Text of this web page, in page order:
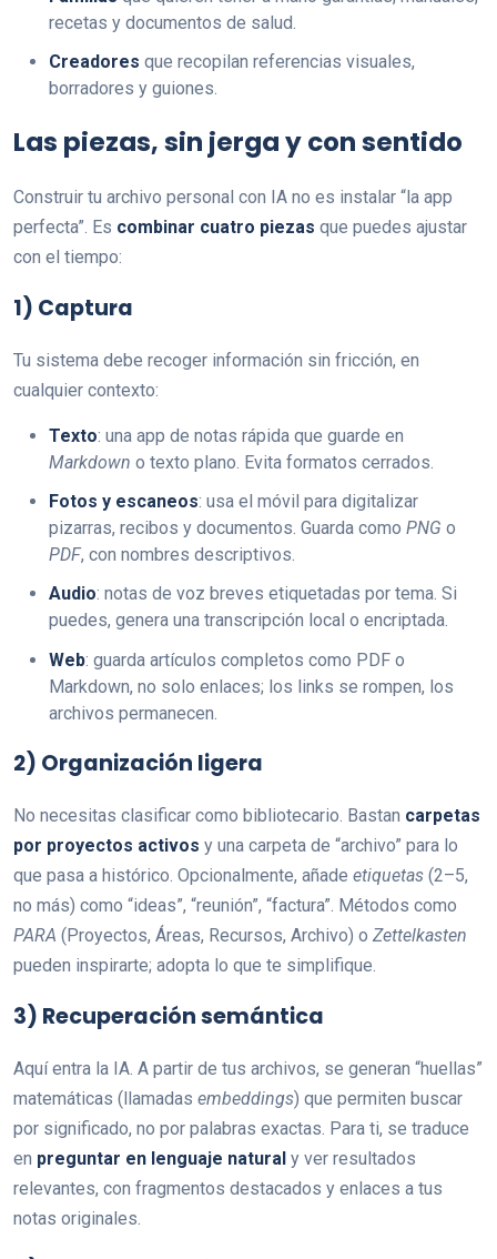
recetas y documentos de salud.
Creadores que recopilan referencias visuales,
borradores y guiones.
Las piezas, sin jerga y con sentido
Construir tu archivo personal con IA no es instalar “la app
perfecta”. Es combinar cuatro piezas que puedes ajustar
con el tiempo:
1) Captura
Tu sistema debe recoger información sin fricción, en
cualquier contexto:
Texto: una app de notas rápida que guarde en
Markdown o texto plano. Evita formatos cerrados.
Fotos y escaneos: usa el móvil para digitalizar
pizarras, recibos y documentos. Guarda como PNG o
PDF, con nombres descriptivos.
Audio: notas de voz breves etiquetadas por tema. Si
puedes, genera una transcripción local o encriptada.
Web: guarda artículos completos como PDF o
Markdown, no solo enlaces; los links se rompen, los
archivos permanecen.
2) Organización ligera
No necesitas clasificar como bibliotecario. Bastan carpetas
por proyectos activos y una carpeta de “archivo” para lo
que pasa a histórico. Opcionalmente, añade etiquetas (2–5,
no más) como “ideas”, “reunión”, “factura”. Métodos como
PARA (Proyectos, Áreas, Recursos, Archivo) o Zettelkasten
pueden inspirarte; adopta lo que te simplifique.
3) Recuperación semántica
Aquí entra la IA. A partir de tus archivos, se generan “huellas”
matemáticas (llamadas embeddings) que permiten buscar
por significado, no por palabras exactas. Para ti, se traduce
en preguntar en lenguaje natural y ver resultados
relevantes, con fragmentos destacados y enlaces a tus
notas originales.